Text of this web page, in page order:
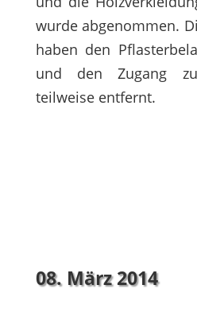
wurde abgenommen.
haben den
und den Zugang
teilweise entfernt.
08. März 2014